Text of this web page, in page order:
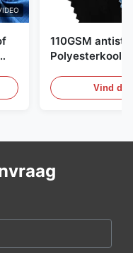
110GSM
Vind de